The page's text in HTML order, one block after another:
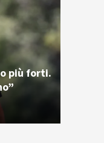
più forti.